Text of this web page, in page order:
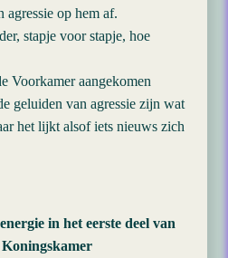
agressie op hem af.
stapje voor stapje, hoe
Voorkamer aangekomen
geluiden van agressie zijn wat
het lijkt alsof iets nieuws zich
in het eerste deel van